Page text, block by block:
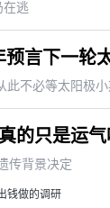
在逃
言下一轮
不必等太阳极
的只是运
传背景决定
钱做的调研